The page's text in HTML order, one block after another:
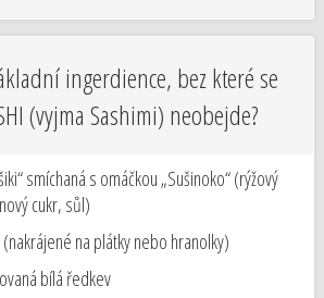
ingerdience, bez které se
(vyjma Sashimi) neobejde?
smíchaná s omáčkou „Sušinoko“ (rýžový
cukr, sůl)
na plátky nebo hranolky)
bílá ředkev